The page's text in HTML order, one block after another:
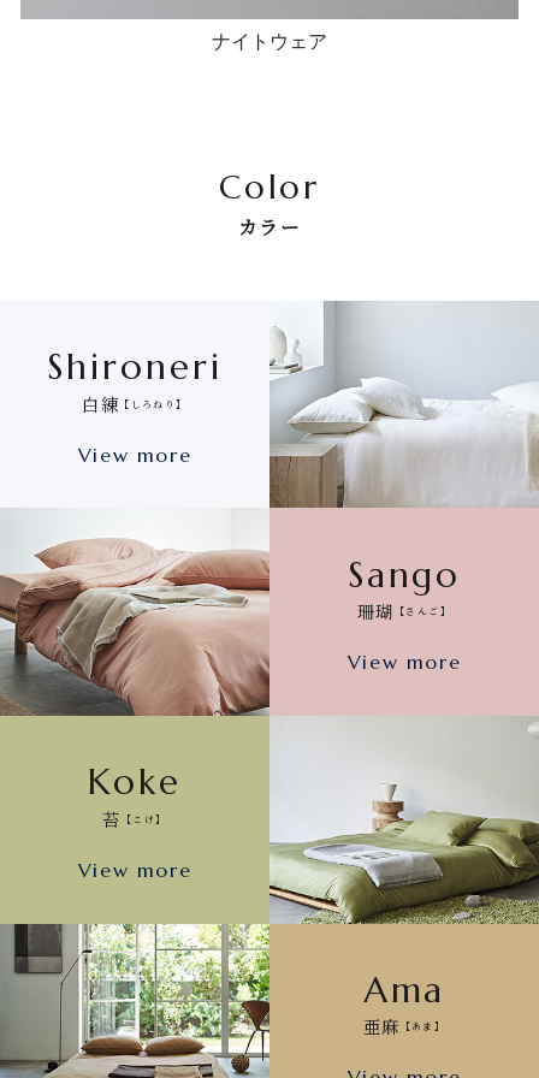
ナイトウェア
Color
カラー
Shironeri
白練 【しろねり】
View more
Sango
珊瑚 【さんご】
View more
Koke
苔 【こけ】
View more
Ama
亜麻 【あま】